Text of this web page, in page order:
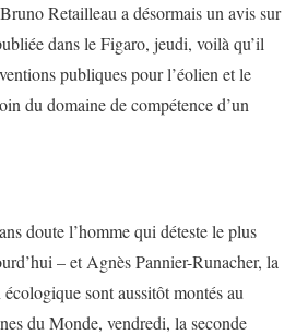
Retailleau a désormais un avis sur
dans le Figaro, jeudi, voilà qu’il
publiques pour l’éolien et le
du domaine de compétence d’un
doute l’homme qui déteste le plus
– et Agnès Pannier-Runacher, la
sont aussitôt montés au
du Monde, vendredi, la seconde